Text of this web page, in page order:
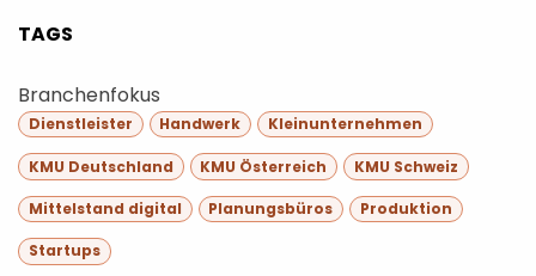
TAGS
Branchenfokus
Dienstleister Handwerk Kleinunternehmen
KMU Deutschland KMU Österreich KMU Schweiz
Mittelstand digital Planungsbüros Produktion
Startups